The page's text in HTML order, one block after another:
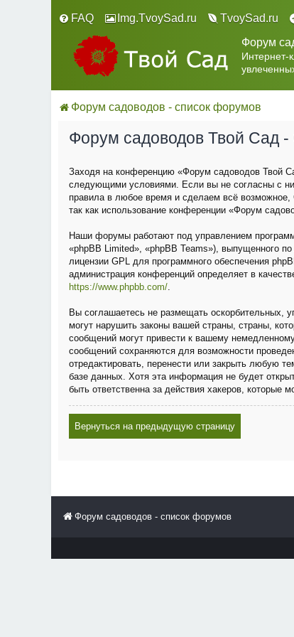
FAQ Img.TvoySad.ru TvoySad.ru
Форум
Интернет-
Форум садоводов - список форумов
Форум садоводов Твой Сад
Заходя на конференцию «Форум садоводов Твой
следующими условиями. Если вы не согласны с
правила в любое время и сделаем всё возможное,
так как использование конференции «Форум
Наши форумы работают под управлением
«phpBB Limited», «phpBB Teams»), выпущенного по
лицензии GPL для программного обеспечения
администрация конференций определяет в
https://www.phpbb.com/.
Вы соглашаетесь не размещать оскорбительных,
могут нарушить законы вашей страны, страны,
сообщений могут привести к вашему
сообщений сохраняются для возможности
отредактировать, перенести или закрыть любую
базе данных. Хотя эта информация не будет
быть ответственна за действия хакеров, которые
Вернуться на предыдущую страницу
Форум садоводов - список форумов